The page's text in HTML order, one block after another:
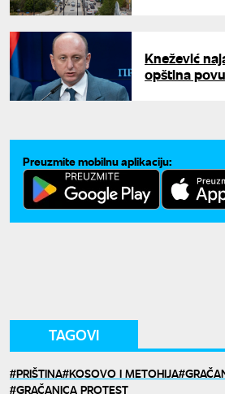
Knežević
opština
Preuzmite mobilnu aplikaciju:
TAGOVI
PRIŠTINA KOSOVO I METOHIJA
GRAČANICA PROTEST